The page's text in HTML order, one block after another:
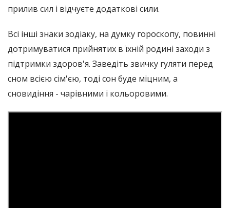
прилив сил і відчуєте додаткові сили.
Всі інші знаки зодіаку, на думку гороскопу, повинні
дотримуватися прийнятих в їхній родині заходи з
підтримки здоров'я. Заведіть звичку гуляти перед
сном всією сім'єю, тоді сон буде міцним, а
сновидіння - чарівними і кольоровими.